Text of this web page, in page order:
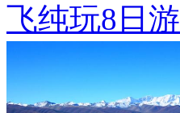
飞纯玩8日游